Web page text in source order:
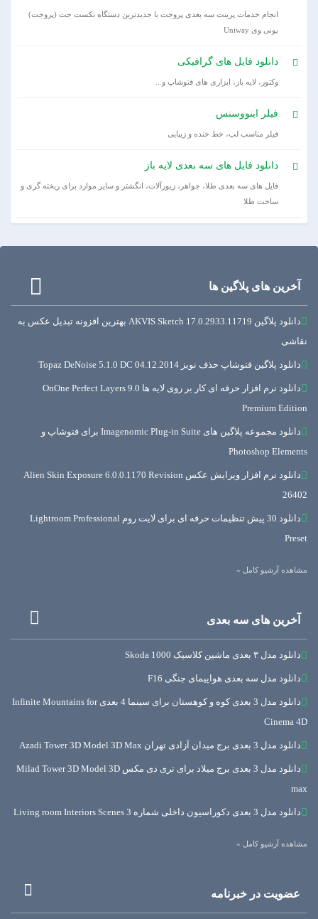
انجام خدمات پرینت سه بعدی پروجت با جدیدترین دستگاه نکست جت (پروجت)
یونی وی Uniway
دانلود فایل های گرافیکی
وکتور، لایه باز، ابزاری های فتوشاپ و...
فیلر اینووسنس
فیلر مناسب لب، خط خنده و زیبایی
دانلود فایل های سه بعدی لایه باز
فایل های سه بعدی طلا، جواهر، زیورآلات، انگشتر و سایر موارد برای ریخته گری و
ساخت طلا
آخرین های پلاگین ها
دانلود پلاگین AKVIS Sketch 17.0.2933.11719 بهترین افزونه تبدیل عکس به
نقاشی
دانلود پلاگین فتوشاپ حذف نویز Topaz DeNoise 5.1.0 DC 04.12.2014
دانلود نرم افزار حرفه ای کار بر روی لایه ها OnOne Perfect Layers 9.0
Premium Edition
دانلود مجموعه پلاگین های Imagenomic Plug-in Suite برای فتوشاپ و
Photoshop Elements
دانلود نرم افزار ویرایش عکس Alien Skin Exposure 6.0.0.1170 Revision
26402
دانلود 30 پیش تنظیمات حرفه ای برای لایت روم Lightroom Professional
Preset
مشاهده آرشیو کامل »
آخرین های سه بعدی
دانلود مدل ۳ بعدی ماشین کلاسیک Skoda 1000
دانلود مدل سه بعدی هواپیمای جنگی F16
دانلود مدل 3 بعدی کوه و کوهستان برای سینما 4 بعدی Infinite Mountains for
Cinema 4D
دانلود مدل 3 بعدی برج میدان آزادی تهران Azadi Tower 3D Model 3D Max
دانلود مدل 3 بعدی برج میلاد برای تری دی مکس Milad Tower 3D Model 3D
max
دانلود مدل 3 بعدی دکوراسیون داخلی شماره 3 Living room Interiors Scenes
مشاهده آرشیو کامل »
عضویت در خبرنامه